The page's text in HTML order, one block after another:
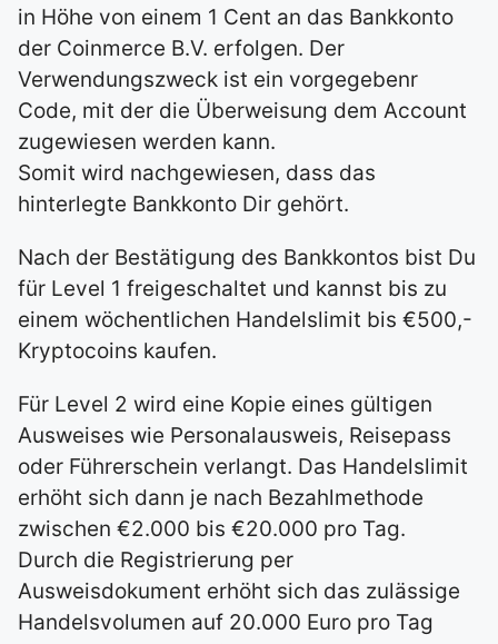
in Höhe von einem 1 Cent an das Bankkonto
der Coinmerce B.V. erfolgen. Der
Verwendungszweck ist ein vorgegebenr
Code, mit der die Überweisung dem Account
zugewiesen werden kann.
Somit wird nachgewiesen, dass das
hinterlegte Bankkonto Dir gehört.
Nach der Bestätigung des Bankkontos bist Du
für Level 1 freigeschaltet und kannst bis zu
einem wöchentlichen Handelslimit bis €500,-
Kryptocoins kaufen.
Für Level 2 wird eine Kopie eines gültigen
Ausweises wie Personalausweis, Reisepass
oder Führerschein verlangt. Das Handelslimit
erhöht sich dann je nach Bezahlmethode
zwischen €2.000 bis €20.000 pro Tag.
Durch die Registrierung per
Ausweisdokument erhöht sich das zulässige
Handelsvolumen auf 20.000 Euro pro Tag